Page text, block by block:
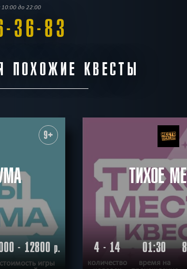
до 22:00
36-83
ПОХОЖИЕ КВЕСТЫ
9+
- 12800р.
стоимость игры
ТИХОЕ
4 - 14
количество
01:30
время на